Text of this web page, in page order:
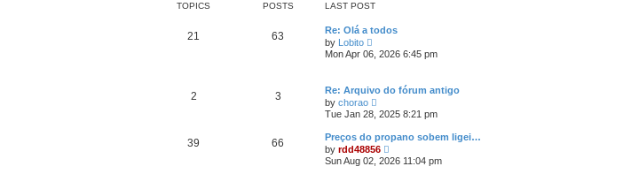
TOPICS POSTS LAST POST
21 63
Re: Olá a todos
by Lobito
i
e
h
e
l
e
s
t
Mon Apr 06, 2026 6:45 pm
2 3
Re: Arquivo do fórum antigo
by chorao
e
t
h
e
Tue Jan 28, 2025 8:21 pm
39 66
Preços do propano sobem ligei…
by rdd48856
i
e
Sun Aug 02, 2026 11:04 pm